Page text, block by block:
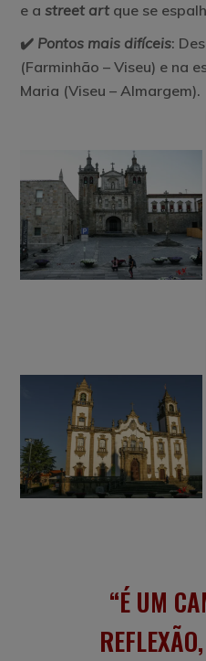
e astreet art que se
✔️ Pontos mais difíceis:
(Farminhão – Viseu) e na
Maria (Viseu – Almargem).
É UM